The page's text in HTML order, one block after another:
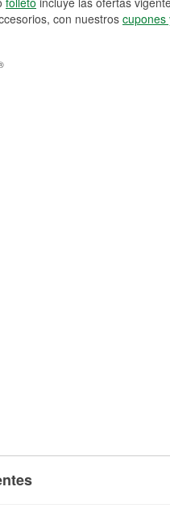
con nuestros cupones